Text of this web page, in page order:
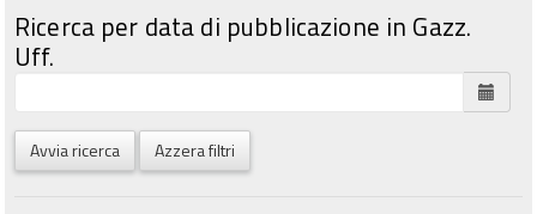
Ricerca per data di pubblicazione in Gazz.
Uff.
Avvia ricerca Azzera filtri